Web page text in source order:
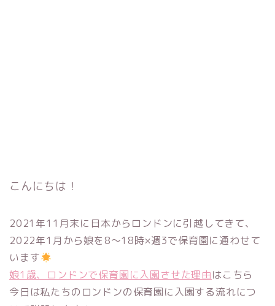
こんにちは！
2021年11月末に日本からロンドンに引越してきて、
2022年1月から娘を8〜18時×週3で保育園に通わせて
います
娘1歳、ロンドンで保育園に入園させた理由はこちら
今日は私たちのロンドンの保育園に入園する流れにつ